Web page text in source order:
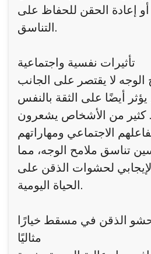
إعادة الحقن للحفاظ على
التناسق.
تأثيرات نفسية واجتماعية
لا يقتصر على الجانب
أيضًا على الثقة بالنفس
كثير من الأشخاص يشعرون
الاجتماعي ومهاراتهم
تناسق ملامح الوجه، مما
لحشوات الذقن على
الحياة اليومية.
حشو الذقن في مسقط خيارًا
مثاليًا